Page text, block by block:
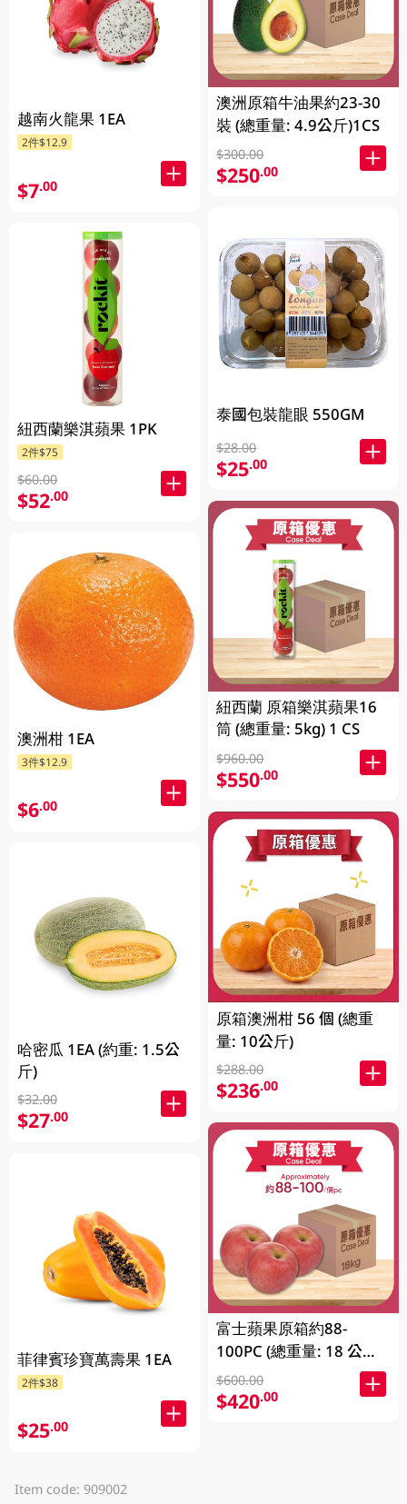
越南火龍果 1EA
2件$12.9
$7.00
紐西蘭樂淇蘋果 1PK
2件$75
$60.00
$52.00
澳洲柑 1EA
3件$12.9
$6.00
哈密瓜 1EA (約重: 1.5公
斤)
$32.00
$27.00
菲律賓珍寶萬壽果 1EA
2件$38
$25.00
澳洲原箱牛油果約23-30
裝 (總重量: 4.9公斤)1CS
$300.00
$250.00
泰國包裝龍眼 550GM
$28.00
$25.00
紐西蘭 原箱樂淇蘋果16
筒 (總重量: 5kg) 1 CS
$960.00
$550.00
原箱澳洲柑 56 個 (總重
量: 10公斤)
$288.00
$236.00
富士蘋果原箱約88-
100PC (總重量: 18 公斤)
1CS
$600.00
$420.00
Item code: 909002